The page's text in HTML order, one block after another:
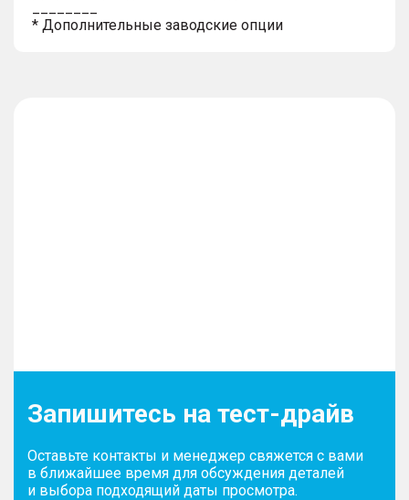
* Дополнительные заводские опции
Запишитесь на тест-драйв
Оставьте контакты и менеджер свяжется с вами
в ближайшее время для обсуждения деталей
и выбора подходящий даты просмотра.